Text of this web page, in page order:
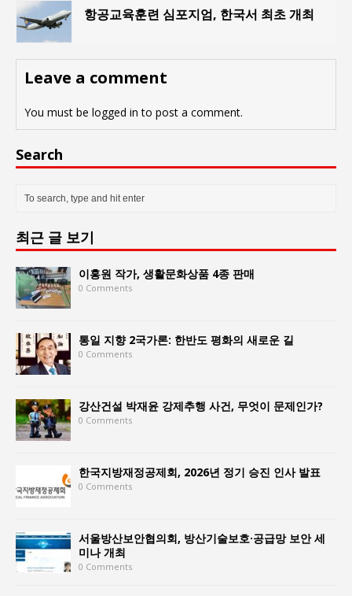
항공교육훈련 심포지엄, 한국서 최초 개최
Leave a comment
You must be logged in to post a comment.
Search
최근 글 보기
이홍원 작가, 생활문화상품 4종 판매
0 Comments
통일 지향 2국가론: 한반도 평화의 새로운 길
0 Comments
강산건설 박재윤 강제추행 사건, 무엇이 문제인가?
0 Comments
한국지방재정공제회, 2026년 정기 승진 인사 발표
0 Comments
서울방산보안협의회, 방산기술보호·공급망 보안 세
미나 개최
0 Comments